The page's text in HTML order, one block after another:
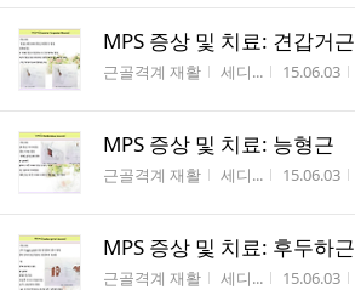
MPS 증상 및 치료: 견갑거근
게시판명
근골격계 재활 작성자
세디... 작성시간
15.06.03
MPS 증상 및 치료: 능형근
게시판명
근골격계 재활 작성자
세디... 작성시간
15.06.03
MPS 증상 및 치료: 후두하근
게시판명
근골격계 재활 작성자
세디... 작성시간
15.06.03